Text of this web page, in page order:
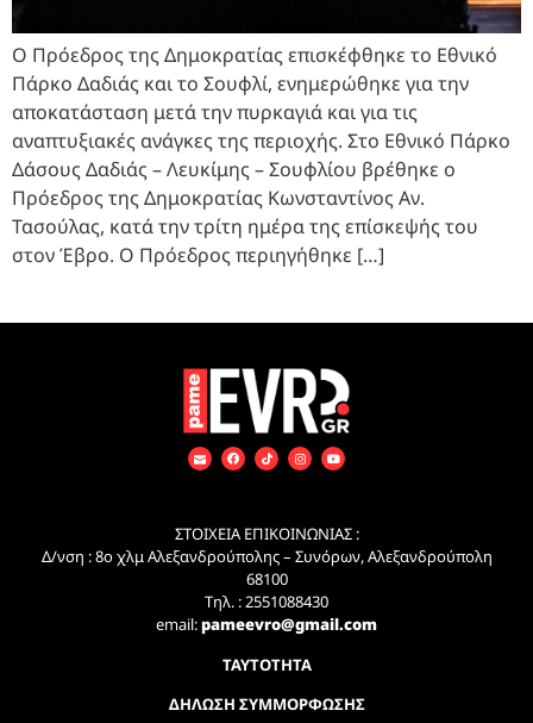
Ο Πρόεδρος της Δημοκρατίας επισκέφθηκε το Εθνικό
Πάρκο Δαδιάς και το Σουφλί, ενημερώθηκε για την
αποκατάσταση μετά την πυρκαγιά και για τις
αναπτυξιακές ανάγκες της περιοχής. Στο Εθνικό Πάρκο
Δάσους Δαδιάς – Λευκίμης – Σουφλίου βρέθηκε ο
Πρόεδρος της Δημοκρατίας Κωνσταντίνος Αν.
Τασούλας, κατά την τρίτη ημέρα της επίσκεψής του
στον Έβρο. Ο Πρόεδρος περιηγήθηκε […]
ΣΤΟΙΧΕΙΑ ΕΠΙΚΟΙΝΩΝΙΑΣ :
Δ/νση : 8ο χλμ Αλεξανδρούπολης – Συνόρων, Αλεξανδρούπολη
68100
Τηλ. : 2551088430
email:pameevro@gmail.com
ΤΑΥΤΟΤΗΤΑ
ΔΗΛΩΣΗ ΣΥΜΜΟΡΦΩΣΗΣ